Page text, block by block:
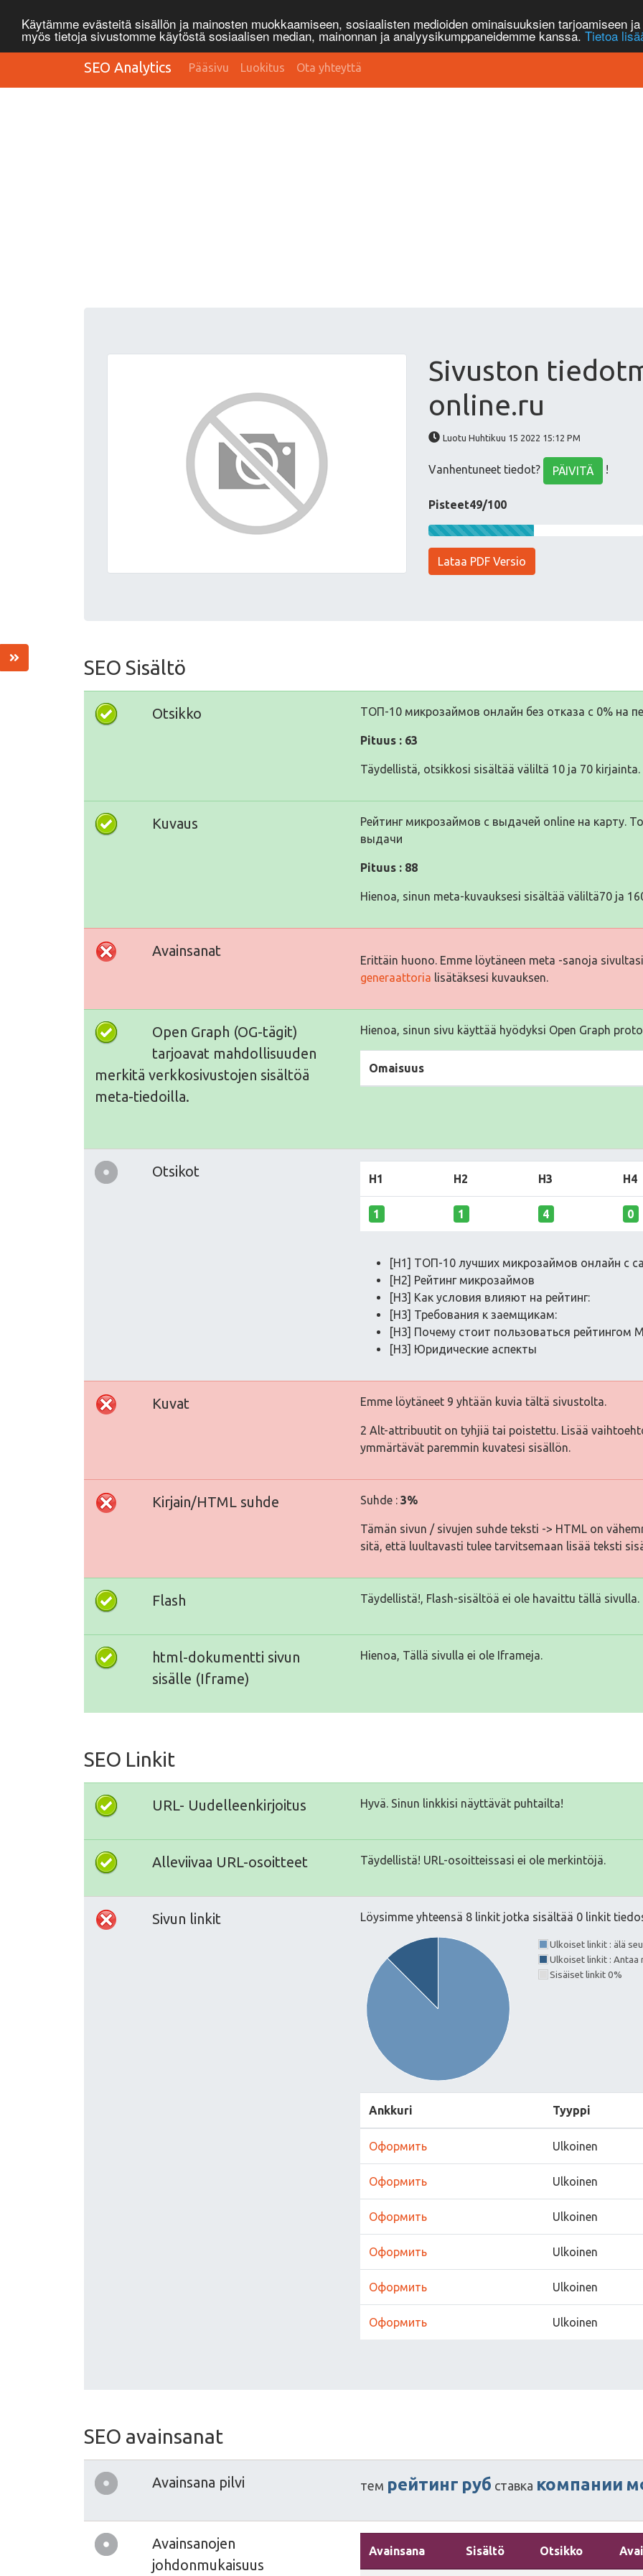
Käytämme evästeitä sisällön ja mainosten muokkaamiseen, sosiaalisten medioiden ominaisuuksien tarjoamiseen
myös tietoja sivustomme käytöstä sosiaalisen median, mainonnan ja analyysikumppaneidemme kanssa. Tietoa
SEO Analytics Pääsivu Luokitus Ota yhteyttä
Sivuston
online.ru
Luotu Huhtikuu 15 2022 15:12 PM
Vanhentuneet tiedot? PÄIVITÄ !
Pisteet49/100
Lataa PDF Versio
SEO Sisältö
Otsikko ТОП-10 микрозаймов онлайн без отказа с 0% на
Pituus : 63
Täydellistä, otsikkosi sisältää väliltä 10 ja 70 kirjainta.
Kuvaus
Рейтинг микрозаймов с выдачей online на карту.
выдачи
Pituus : 88
Hienoa, sinun meta-kuvauksesi sisältää väliltä70 ja
Avainsanat
Erittäin huono. Emme löytäneen meta -sanoja
generaattoria lisätäksesi kuvauksen.
Open Graph (OG-tägit)
tarjoavat mahdollisuuden
merkitä verkkosivustojen sisältöä
meta-tiedoilla.
Hienoa, sinun sivu käyttää hyödyksi Open Graph
Omaisuus
Otsikot H1 H2 H3 H4
1 1 4 0
[H1] ТОП-10 лучших микрозаймов онлайн с
[H2] Рейтинг микрозаймов
[H3] Как условия влияют на рейтинг:
[H3] Требования к заемщикам:
[H3] Почему стоит пользоваться рейтингом
[H3] Юридические аспекты
Kuvat Emme löytäneet 9 yhtään kuvia tältä sivustolta.
2 Alt-attribuutit on tyhjiä tai poistettu. Lisää
ymmärtävät paremmin kuvatesi sisällön.
Kirjain/HTML suhde Suhde : 3%
Tämän sivun / sivujen suhde teksti -> HTML on
sitä, että luultavasti tulee tarvitsemaan lisää teksti
Flash Täydellistä!, Flash-sisältöä ei ole havaittu tällä sivulla.
html-dokumentti sivun
sisälle (Iframe)
Hienoa, Tällä sivulla ei ole Iframeja.
SEO Linkit
URL- Uudelleenkirjoitus Hyvä. Sinun linkkisi näyttävät puhtailta!
Alleviivaa URL-osoitteet Täydellistä! URL-osoitteissasi ei ole merkintöjä.
Sivun linkit Löysimme yhteensä 8 linkit jotka sisältää 0 linkit
Ulkoiset linkit : älä
Ulkoiset linkit : Antaa
Sisäiset linkit 0%
Ankkuri Tyyppi
Оформить Ulkoinen
Оформить Ulkoinen
Оформить Ulkoinen
Оформить Ulkoinen
Оформить Ulkoinen
Оформить Ulkoinen
SEO avainsanat
Avainsana pilvi тем рейтинг руб ставка компании
Avainsanojen
johdonmukaisuus
Avainsana Sisältö Otsikko